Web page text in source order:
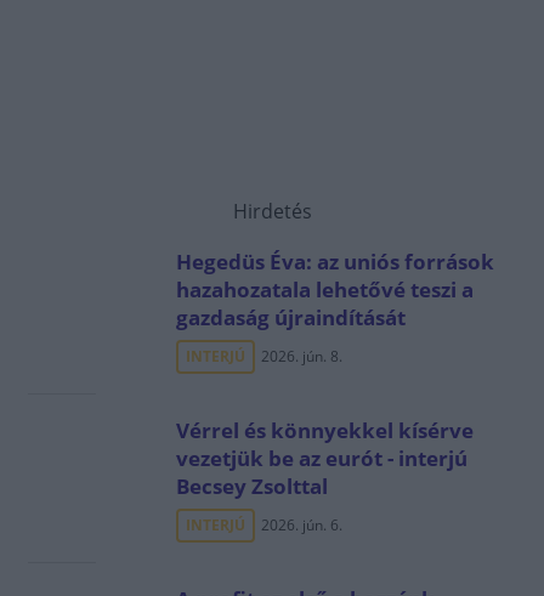
Hirdetés
Hegedüs Éva: az uniós források
hazahozatala lehetővé teszi a
gazdaság újraindítását
INTERJÚ 2026. jún. 8.
Vérrel és könnyekkel kísérve
vezetjük be az eurót - interjú
Becsey Zsolttal
INTERJÚ 2026. jún. 6.